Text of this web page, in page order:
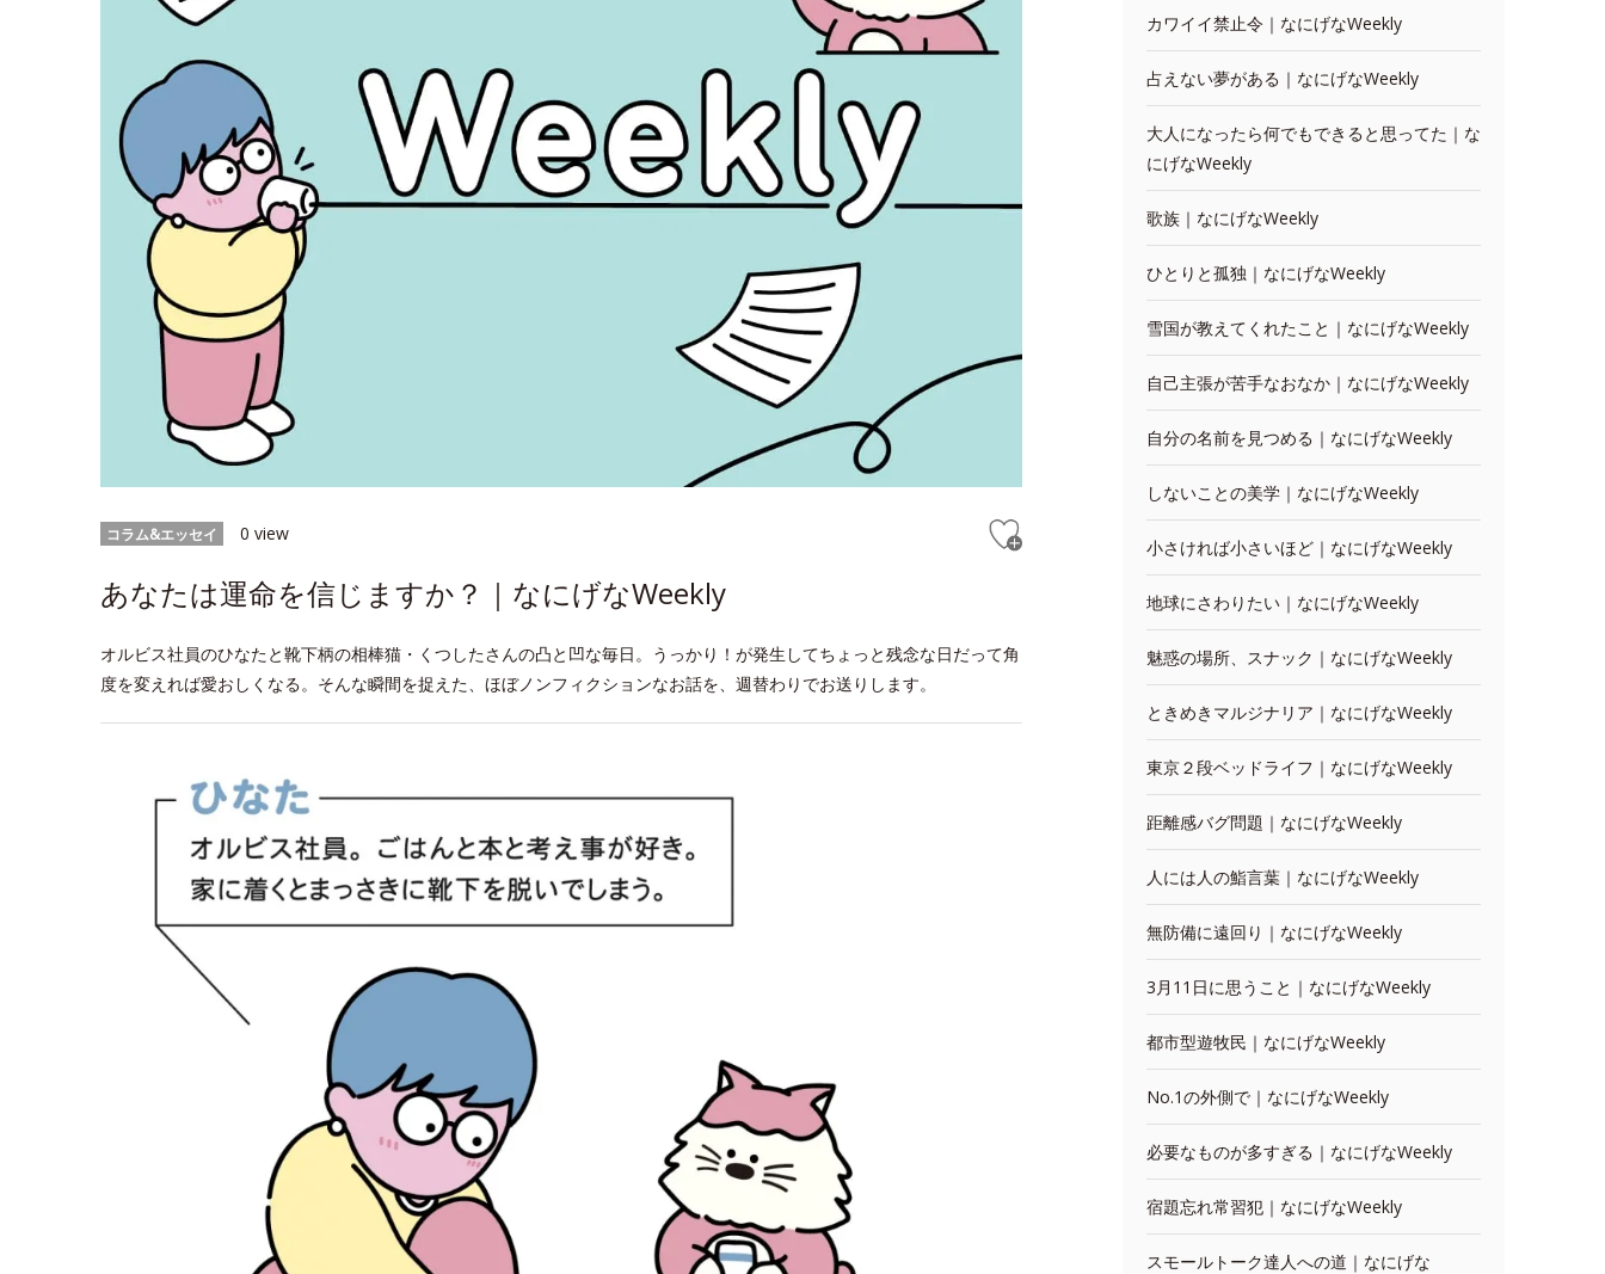
コラム&エッセイ 0 view
あなたは運命を信じますか？｜なにげなWeekly
オルビス社員のひなたと靴下柄の相棒猫・くつしたさんの凸と凹な毎日。うっかり！が発生してちょっと残念な日だって角
度を変えれば愛おしくなる。そんな瞬間を捉えた、ほぼノンフィクションなお話を、週替わりでお送りします。
カワイイ禁止令｜なにげなWeekly
占えない夢がある｜なにげなWeekly
大人になったら何でもできると思ってた｜な
にげなWeekly
歌族｜なにげなWeekly
ひとりと孤独｜なにげなWeekly
雪国が教えてくれたこと｜なにげなWeekly
自己主張が苦手なおなか｜なにげなWeekly
自分の名前を見つめる｜なにげなWeekly
しないことの美学｜なにげなWeekly
小さければ小さいほど｜なにげなWeekly
地球にさわりたい｜なにげなWeekly
魅惑の場所、スナック｜なにげなWeekly
ときめきマルジナリア｜なにげなWeekly
東京２段ベッドライフ｜なにげなWeekly
距離感バグ問題｜なにげなWeekly
人には人の鮨言葉｜なにげなWeekly
無防備に遠回り｜なにげなWeekly
3月11日に思うこと｜なにげなWeekly
都市型遊牧民｜なにげなWeekly
No.1の外側で｜なにげなWeekly
必要なものが多すぎる｜なにげなWeekly
宿題忘れ常習犯｜なにげなWeekly
スモールトーク達人への道｜なにげな